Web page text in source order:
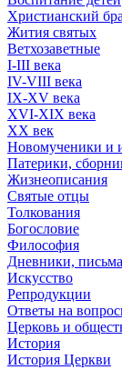
Христианский
Жития святых
Ветхозаветные
I-III века
IV-VIII века
IX-XV века
XVI-XIX века
XX век
Новомученики и
Патерики,
Жизнеописания
Святые отцы
Толкования
Богословие
Философия
Дневники,
Искусство
Репродукции
Ответы на
Церковь и
История
История Церкви